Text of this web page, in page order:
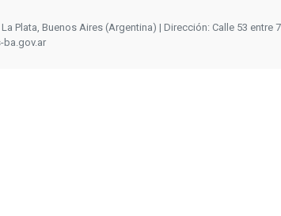
Buenos Aires (Argentina) | Dirección: Calle 53 entre
ba.gov.ar